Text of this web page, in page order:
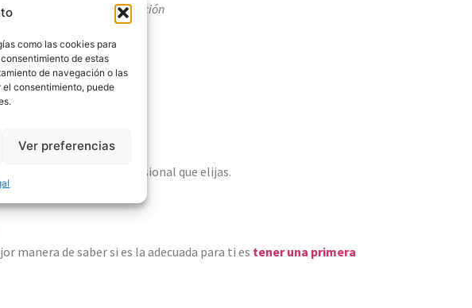
como las cookies para
de estas
de navegación o las
consentimiento, puede
Ver preferencias
una sesión de información
revisar:
cómoda con la profesional que elijas.
manera de saber si es la adecuada para ti es tener una primera